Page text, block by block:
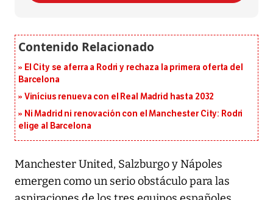
El City se aferra a Rodri y rechaza la primera oferta del
Barcelona
Vinícius renueva con el Real Madrid hasta 2032
Ni Madrid ni renovación con el Manchester City: Rodri
elige al Barcelona
Manchester United, Salzburgo y Nápoles
emergen como un serio obstáculo para las